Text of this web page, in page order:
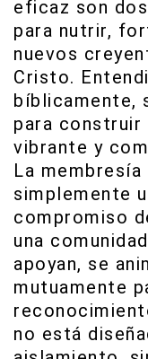
eficaz son
para nutrir,
nuevos
Cristo.
bíblicamente,
para construir
vibrante y
La
simplemente
compromiso
una
apoyan, se
mutuamente
no está